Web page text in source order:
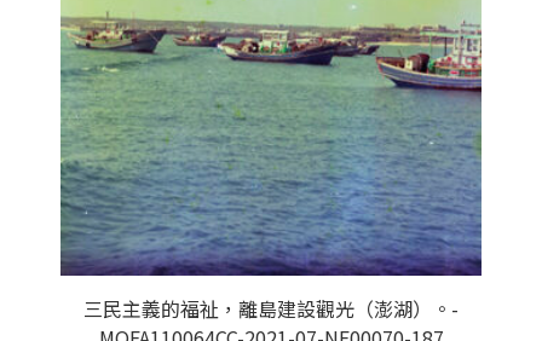
三民主義的福祉，離島建設觀光（澎湖）。-